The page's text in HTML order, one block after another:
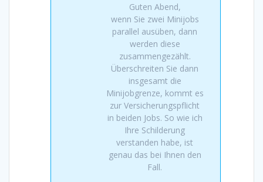
Guten Abend,
wenn Sie zwei Minijobs
parallel ausüben, dann
werden diese
zusammengezählt.
Überschreiten Sie dann
insgesamt die
Minijobgrenze, kommt es
zur Versicherungspflicht
in beiden Jobs. So wie ich
Ihre Schilderung
verstanden habe, ist
genau das bei Ihnen den
Fall.